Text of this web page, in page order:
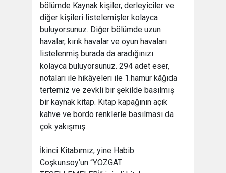
bölümde Kaynak kişiler, derleyiciler ve
diğer kişileri listelemişler kolayca
buluyorsunuz. Diğer bölümde uzun
havalar, kırık havalar ve oyun havaları
listelenmiş burada da aradığınızı
kolayca buluyorsunuz. 294 adet eser,
notaları ile hikâyeleri ile 1.hamur kâğıda
tertemiz ve zevkli bir şekilde basılmış
bir kaynak kitap. Kitap kapağının açık
kahve ve bordo renklerle basılması da
çok yakışmış.
İkinci Kitabımız, yine Habib
Coşkunsoy’un “YOZGAT